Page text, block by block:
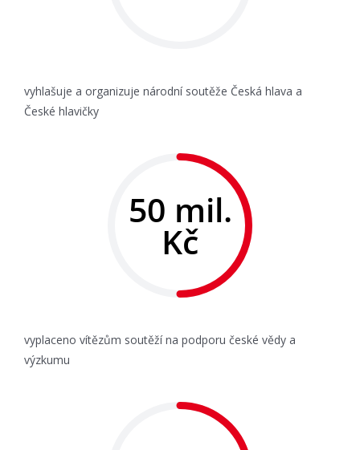
vyhlašuje a organizuje národní soutěže Česká hlava a
České hlavičky
50 mil.
Kč
vyplaceno vítězům soutěží na podporu české vědy a
výzkumu